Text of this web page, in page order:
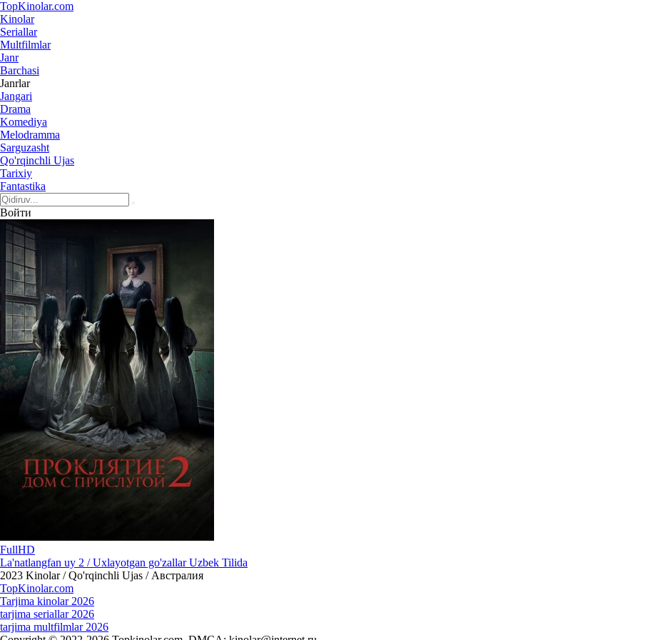
TopKinolar.com
Kinolar
Seriallar
Multfilmlar
Janr
Barchasi
Janrlar
Jangari
Drama
Komediya
Melodramma
Sarguzasht
Qo'rqinchli Ujas
Tarixiy
Fantastika
Войти
FullHD
La'natlangfan uy 2 / Uxlayotgan go'zallar Uzbek Tilida
2023 Kinolar / Qo'rqinchli Ujas / Австралия
TopKinolar.com
Tarjima kinolar 2026
tarjima seriallar 2026
tarjima multfilmlar 2026